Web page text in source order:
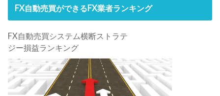
FX自動売買ができるFX業者ランキング
FX自動売買システム横断ストラテ
ジー損益ランキング